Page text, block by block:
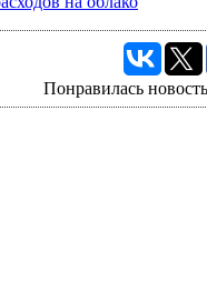
Понравилась